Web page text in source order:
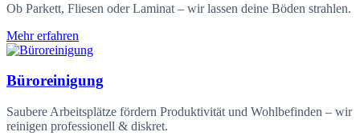
Ob Parkett, Fliesen oder Laminat – wir lassen deine Böden strahlen.
Mehr erfahren
Büroreinigung
Saubere Arbeitsplätze fördern Produktivität und Wohlbefinden – wir
reinigen professionell & diskret.